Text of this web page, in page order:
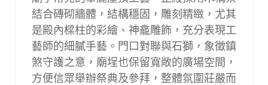
結合磚砌牆體，結構穩固，雕刻精緻，尤其
是殿內樑柱的彩繪、神龕雕飾，充分表現工
藝師的細膩手藝。門口對聯與石獅，象徵鎮
煞守護之意，廟埕也保留寬敞的廣場空間，
方便信眾舉辦祭典及參拜，整體氛圍莊嚴而